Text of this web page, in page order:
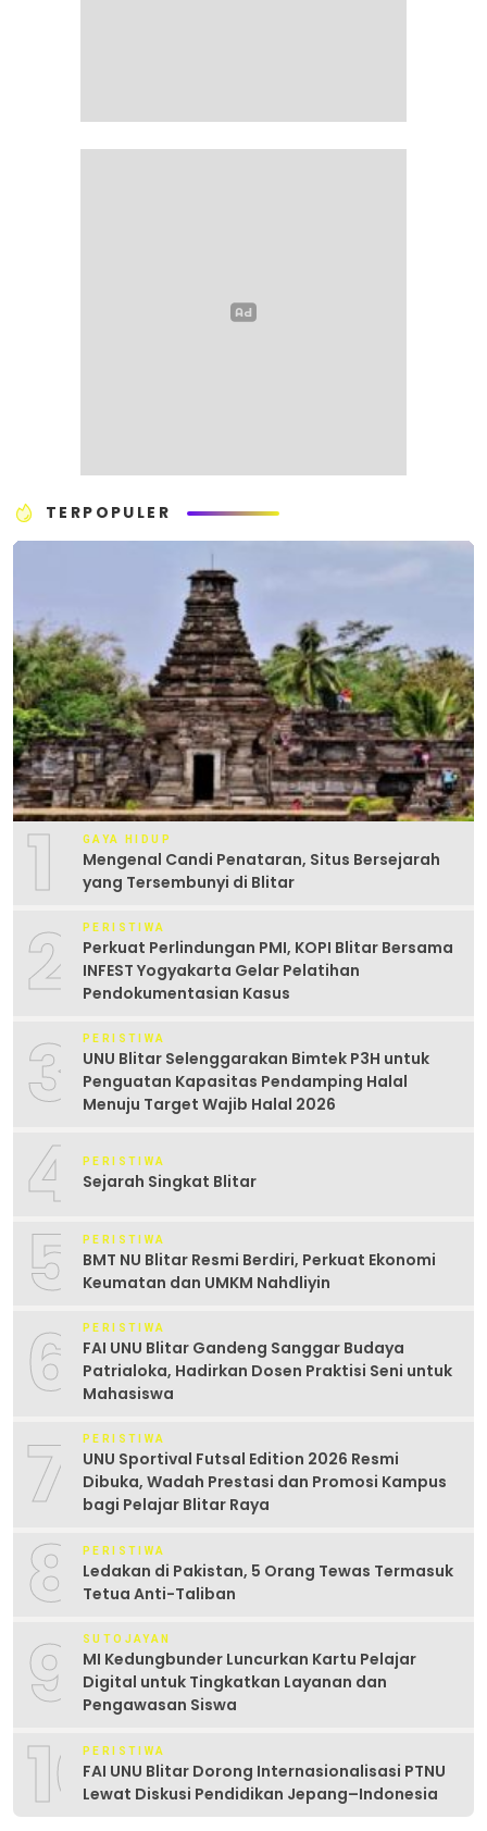
TERPOPULER
1 GAYA HIDUP
Mengenal Candi Penataran, Situs Bersejarah
yang Tersembunyi di Blitar
2 PERISTIWA
Perkuat Perlindungan PMI, KOPI Blitar Bersama
INFEST Yogyakarta Gelar Pelatihan
Pendokumentasian Kasus
3 PERISTIWA
UNU Blitar Selenggarakan Bimtek P3H untuk
Penguatan Kapasitas Pendamping Halal
Menuju Target Wajib Halal 2026
4 PERISTIWA
Sejarah Singkat Blitar
5 PERISTIWA
BMT NU Blitar Resmi Berdiri, Perkuat Ekonomi
Keumatan dan UMKM Nahdliyin
6 PERISTIWA
FAI UNU Blitar Gandeng Sanggar Budaya
Patrialoka, Hadirkan Dosen Praktisi Seni untuk
Mahasiswa
7 PERISTIWA
UNU Sportival Futsal Edition 2026 Resmi
Dibuka, Wadah Prestasi dan Promosi Kampus
bagi Pelajar Blitar Raya
8 PERISTIWA
Ledakan di Pakistan, 5 Orang Tewas Termasuk
Tetua Anti-Taliban
9 SUTOJAYAN
MI Kedungbunder Luncurkan Kartu Pelajar
Digital untuk Tingkatkan Layanan dan
Pengawasan Siswa
10PERISTIWA
FAI UNU Blitar Dorong Internasionalisasi PTNU
Lewat Diskusi Pendidikan Jepang–Indonesia